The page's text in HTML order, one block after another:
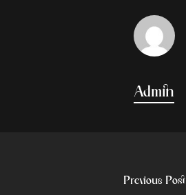
Admin
Previous Post